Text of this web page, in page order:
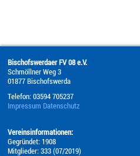
Bischofswerdaer FV 08 e.V.
Schmöllner Weg 3
01877 Bischofswerda
Telefon:03594 705237
Impressum Datenschutz
Vereinsinformationen:
Gegründet: 1908
Mitglieder: 333 (07/2019)